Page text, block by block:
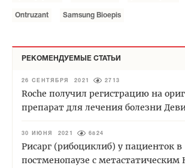
Ontruzant Samsung Bioepis
РЕКОМЕНДУЕМЫЕ СТАТЬИ
26 СЕНТЯБРЯ 2021 2713
Roche получил регистрацию на
препарат для лечения болезни
30 ИЮНЯ 2021 6824
Рисарг (рибоциклиб) у пациенток в
постменопаузе с метастатическим